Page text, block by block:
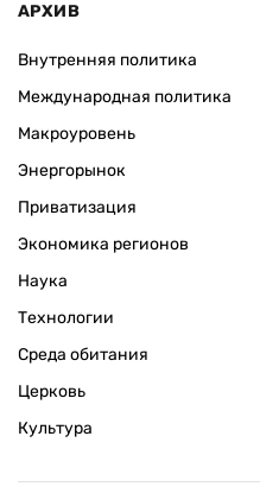
АРХИВ
Внутренняя политика
Международная политика
Макроуровень
Энергорынок
Приватизация
Экономика регионов
Наука
Технологии
Среда обитания
Церковь
Культура